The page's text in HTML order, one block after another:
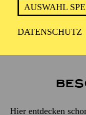
AUSWAHL
DATENSCHUTZ
Hier entdecken